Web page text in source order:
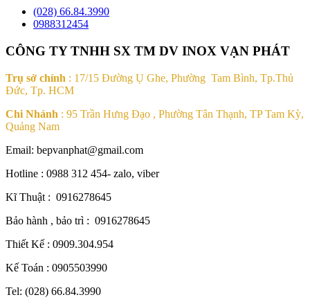
(028) 66.84.3990
0988312454
CÔNG TY TNHH SX TM DV INOX VẠN PHÁT
Trụ sở chính : 17/15 Đường Ụ Ghe, Phường Tam Bình, Tp.Thủ
Đức, Tp. HCM
Chi Nhánh : 95 Trần Hưng Đạo , Phường Tân Thạnh, TP Tam Kỳ,
Quảng Nam
Email: bepvanphat@gmail.com
Hotline : 0988 312 454- zalo, viber
Kĩ Thuật : 0916278645
Bảo hành , bảo trì : 0916278645
Thiết Kế : 0909.304.954
Kế Toán : 0905503990
Tel: (028) 66.84.3990